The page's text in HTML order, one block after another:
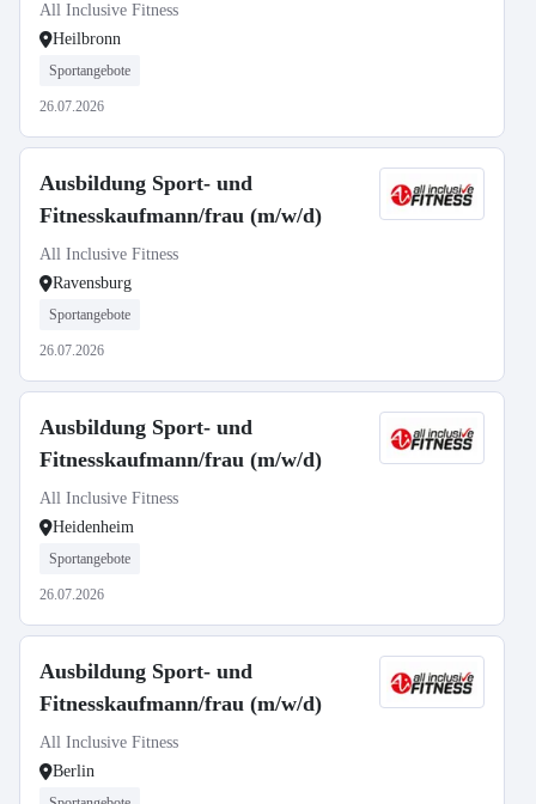
All Inclusive Fitness
Heilbronn
Sportangebote
26.07.2026
Ausbildung Sport- und
Fitnesskaufmann/frau (m/w/d)
All Inclusive Fitness
Ravensburg
Sportangebote
26.07.2026
Ausbildung Sport- und
Fitnesskaufmann/frau (m/w/d)
All Inclusive Fitness
Heidenheim
Sportangebote
26.07.2026
Ausbildung Sport- und
Fitnesskaufmann/frau (m/w/d)
All Inclusive Fitness
Berlin